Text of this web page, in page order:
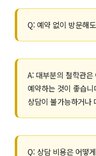
Q: 예약 없이 방문해
A: 대부분의 철학관
예약하는 것이 좋습
상담이 불가능하거나
Q: 상담 비용은 어떻